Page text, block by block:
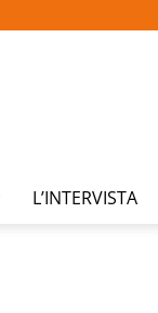
L’INTERVISTA